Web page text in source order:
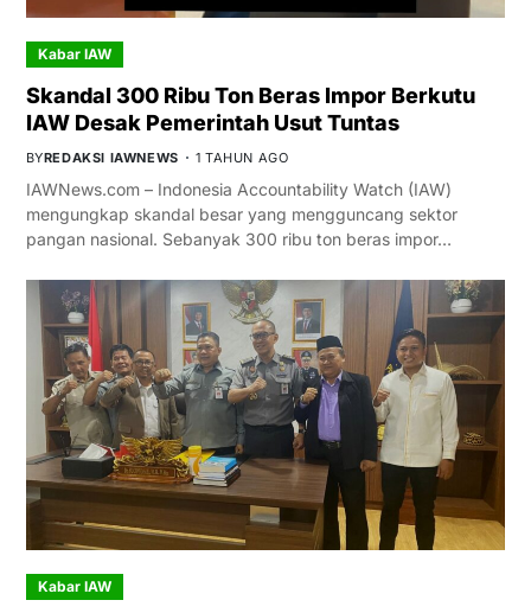
Kabar IAW
Skandal 300 Ribu Ton Beras Impor Berkutu
IAW Desak Pemerintah Usut Tuntas
BYREDAKSI IAWNEWS 1 TAHUN AGO
IAWNews.com – Indonesia Accountability Watch (IAW)
mengungkap skandal besar yang mengguncang sektor
pangan nasional. Sebanyak 300 ribu ton beras impor…
Kabar IAW